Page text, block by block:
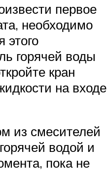
первое
необходимо
этого
горячей воды
кран
на входе
из смесителей
водой и
пока не